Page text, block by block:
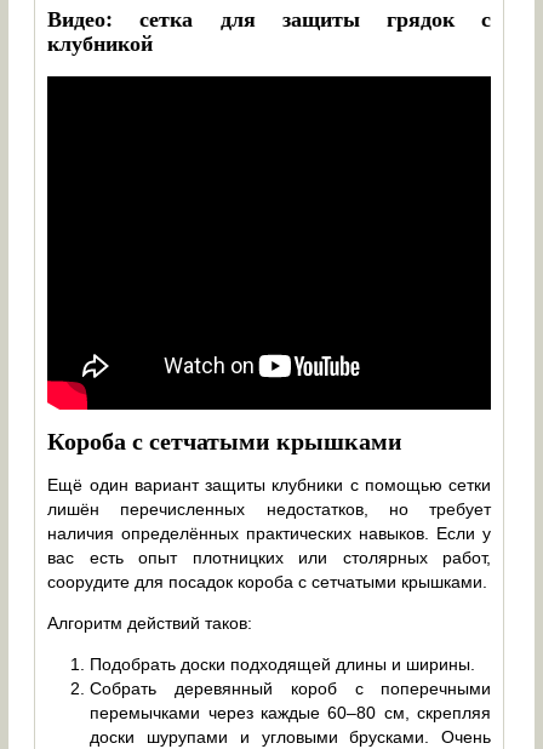
Видео: сетка для защиты грядок с
клубникой
Короба с сетчатыми крышками
Ещё один вариант защиты клубники с помощью сетки
лишён перечисленных недостатков, но требует
наличия определённых практических навыков. Если у
вас есть опыт плотницких или столярных работ,
соорудите для посадок короба с сетчатыми крышками.
Алгоритм действий таков:
Подобрать доски подходящей длины и ширины.
Собрать деревянный короб с поперечными
перемычками через каждые 60–80 см, скрепляя
доски шурупами и угловыми брусками. Очень